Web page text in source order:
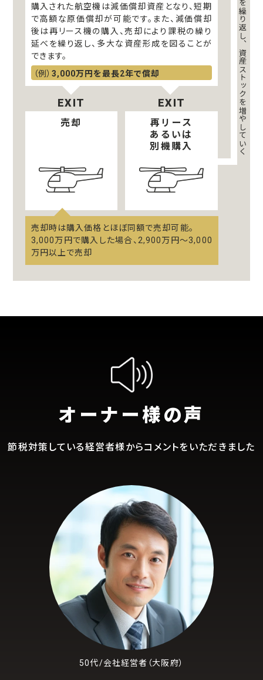
購入された航空機は減価償却資産となり、短期
で高額な原価償却が可能です。また、減価償却
後は再リース機の購入、売却により課税の繰り
延べを繰り返し、多大な資産形成を図ることが
できます。
3,000万円を最長2年で償却
EXIT
売却
売却時は購入価格とほぼ同額で売却可能。
3,000万円で購入した場合、2,900万円～3,000
万円以上で売却
EXIT
再リース
あるいは
別機購入
課税の繰り延べを繰り返し、資産ストックを増やしていく
オーナー様の声
節税対策している経営者様からコメントをいただきました
50代/会社経営者（大阪府）